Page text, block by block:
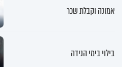
אמונה וקבלת שכר
בילוי בימי הנידה